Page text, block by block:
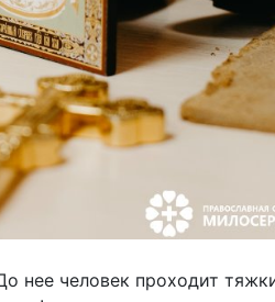
нее человек проходит